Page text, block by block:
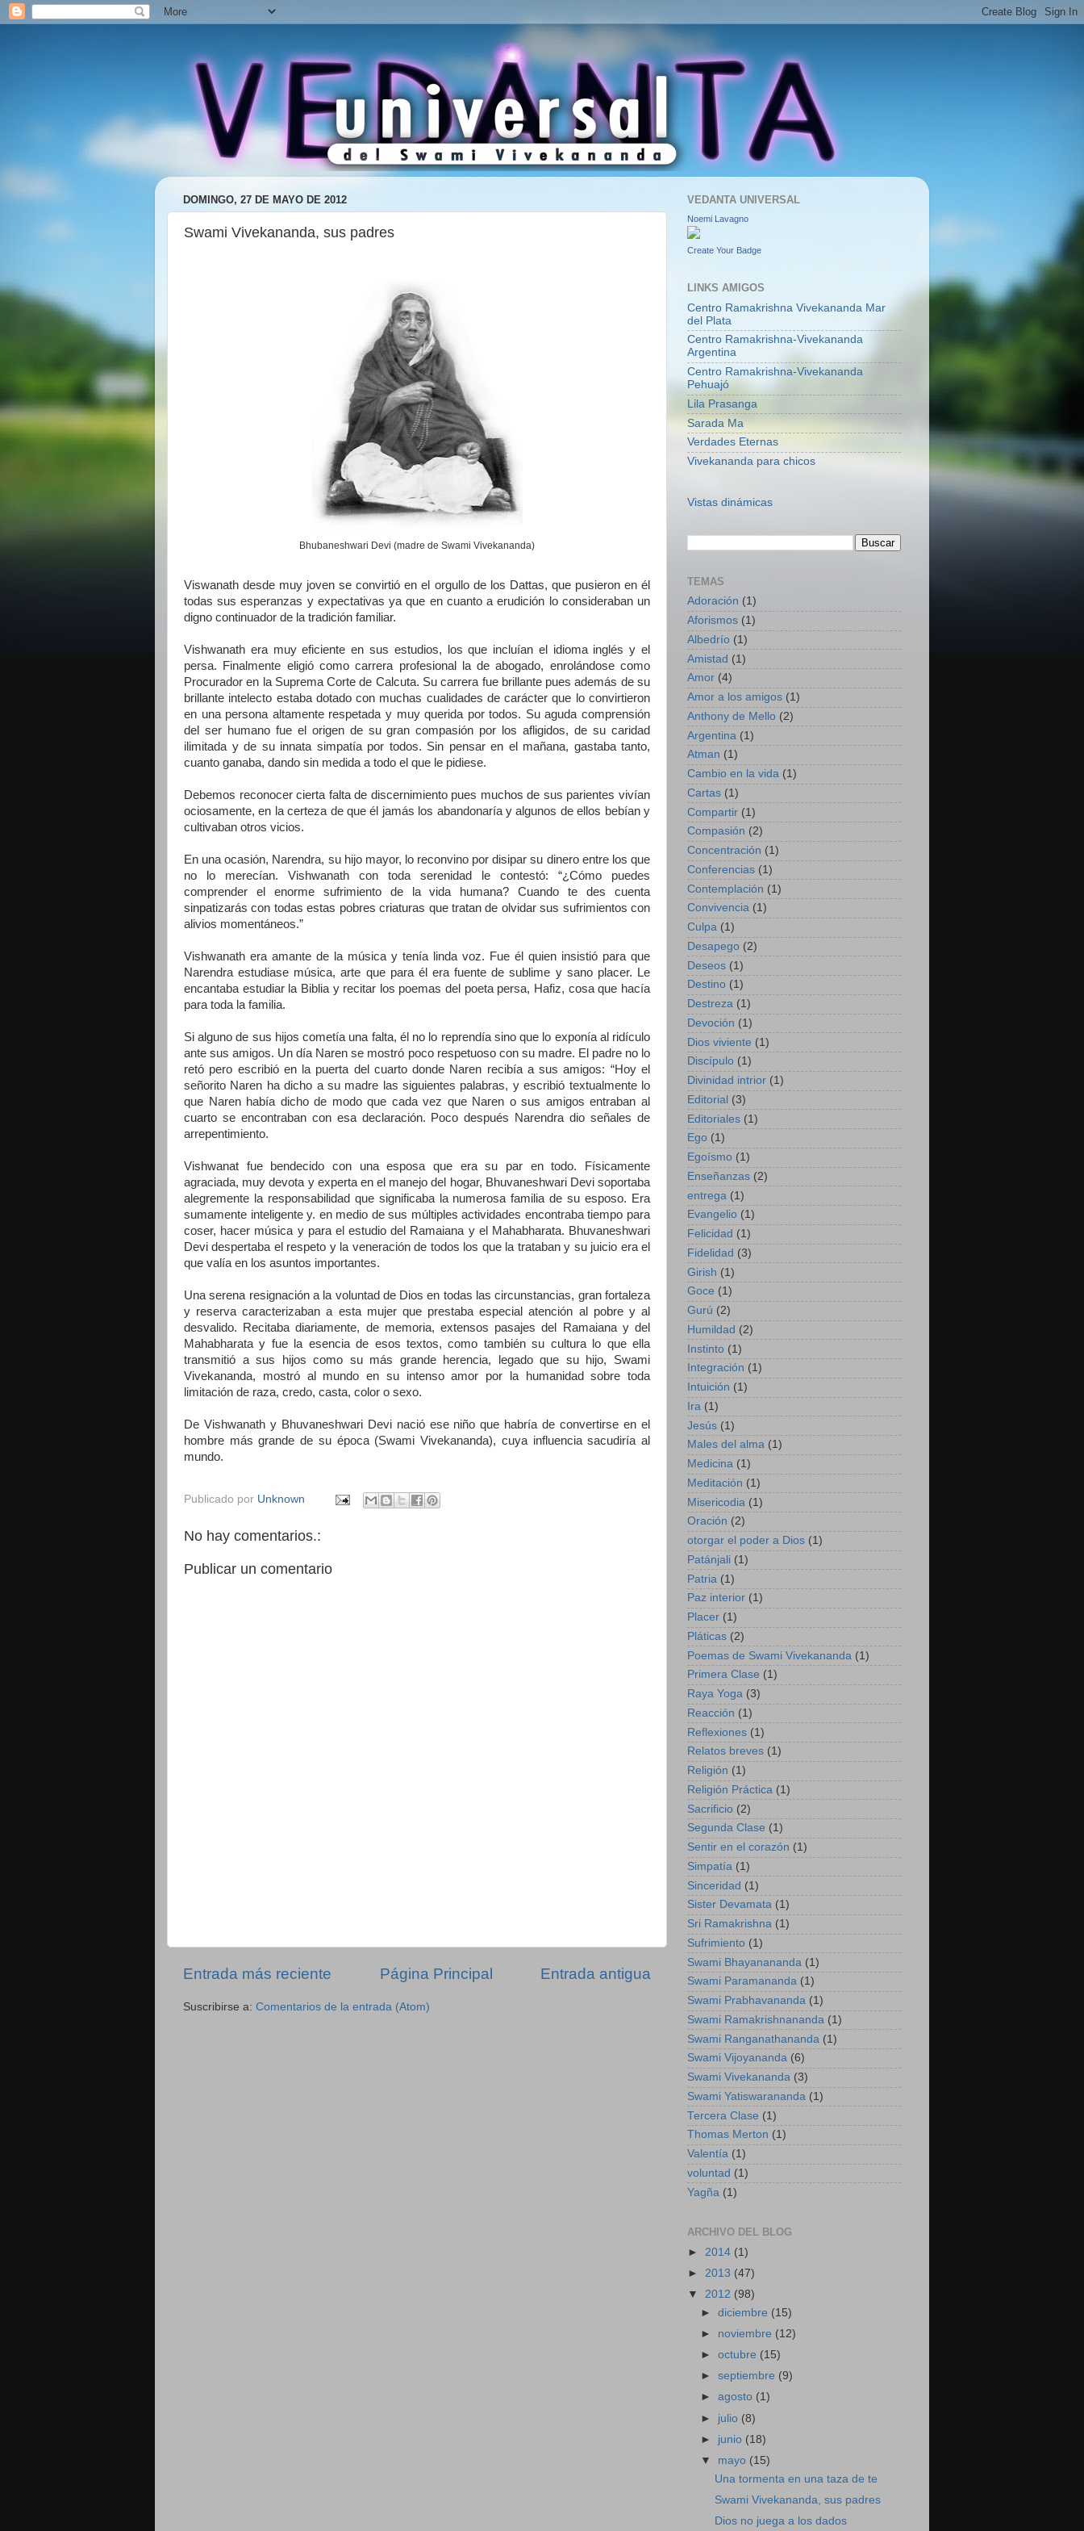
DOMINGO, 27 DE MAYO DE 2012
Swami Vivekananda, sus padres
Bhubaneshwari Devi (madre de Swami Vivekananda)
Viswanath desde muy joven se convirtió en el orgullo de los Dattas, que pusieron en él
todas sus esperanzas y expectativas ya que en cuanto a erudición lo consideraban un
digno continuador de la tradición familiar.
Vishwanath era muy eficiente en sus estudios, los que incluían el idioma inglés y el
persa. Finalmente eligió como carrera profesional la de abogado, enrolándose como
Procurador en la Suprema Corte de Calcuta. Su carrera fue brillante pues además de su
brillante intelecto estaba dotado con muchas cualidades de carácter que lo convirtieron
en una persona altamente respetada y muy querida por todos. Su aguda comprensión
del ser humano fue el origen de su gran compasión por los afligidos, de su caridad
ilimitada y de su innata simpatía por todos. Sin pensar en el mañana, gastaba tanto,
cuanto ganaba, dando sin medida a todo el que le pidiese.
Debemos reconocer cierta falta de discernimiento pues muchos de sus parientes vivían
ociosamente, en la certeza de que él jamás los abandonaría y algunos de ellos bebían y
cultivaban otros vicios.
En una ocasión, Narendra, su hijo mayor, lo reconvino por disipar su dinero entre los que
no lo merecían. Vishwanath con toda serenidad le contestó: “¿Cómo puedes
comprender el enorme sufrimiento de la vida humana? Cuando te des cuenta
sinpatizarás con todas estas pobres criaturas que tratan de olvidar sus sufrimientos con
alivios momentáneos.”
Vishwanath era amante de la música y tenía linda voz. Fue él quien insistió para que
Narendra estudiase música, arte que para él era fuente de sublime y sano placer. Le
encantaba estudiar la Biblia y recitar los poemas del poeta persa, Hafiz, cosa que hacía
para toda la familia.
Si alguno de sus hijos cometía una falta, él no lo reprendía sino que lo exponía al ridículo
ante sus amigos. Un día Naren se mostró poco respetuoso con su madre. El padre no lo
retó pero escribió en la puerta del cuarto donde Naren recibía a sus amigos: “Hoy el
señorito Naren ha dicho a su madre las siguientes palabras, y escribió textualmente lo
que Naren había dicho de modo que cada vez que Naren o sus amigos entraban al
cuarto se encontraban con esa declaración. Poco después Narendra dio señales de
arrepentimiento.
Vishwanat fue bendecido con una esposa que era su par en todo. Físicamente
agraciada, muy devota y experta en el manejo del hogar, Bhuvaneshwari Devi soportaba
alegremente la responsabilidad que significaba la numerosa familia de su esposo. Era
sumamente inteligente y. en medio de sus múltiples actividades encontraba tiempo para
coser, hacer música y para el estudio del Ramaiana y el Mahabharata. Bhuvaneshwari
Devi despertaba el respeto y la veneración de todos los que la trataban y su juicio era el
que valía en los asuntos importantes.
Una serena resignación a la voluntad de Dios en todas las circunstancias, gran fortaleza
y reserva caracterizaban a esta mujer que prestaba especial atención al pobre y al
desvalido. Recitaba diariamente, de memoria, extensos pasajes del Ramaiana y del
Mahabharata y fue la esencia de esos textos, como también su cultura lo que ella
transmitió a sus hijos como su más grande herencia, legado que su hijo, Swami
Vivekananda, mostró al mundo en su intenso amor por la humanidad sobre toda
limitación de raza, credo, casta, color o sexo.
De Vishwanath y Bhuvaneshwari Devi nació ese niño que habría de convertirse en el
hombre más grande de su época (Swami Vivekananda), cuya influencia sacudiría al
mundo.
Publicado por Unknown
No hay comentarios.:
Publicar un comentario
Entrada más reciente Entrada antigua
Página Principal
Suscribirse a: Comentarios de la entrada (Atom)
VEDANTA UNIVERSAL
Noemi Lavagno
Create Your Badge
LINKS AMIGOS
Centro Ramakrishna Vivekananda Mar
del Plata
Centro Ramakrishna-Vivekananda
Argentina
Centro Ramakrishna-Vivekananda
Pehuajó
Lila Prasanga
Sarada Ma
Verdades Eternas
Vivekananda para chicos
Vistas dinámicas
TEMAS
Adoración (1)
Aforismos (1)
Albedrío (1)
Amistad (1)
Amor (4)
Amor a los amigos (1)
Anthony de Mello (2)
Argentina (1)
Atman (1)
Cambio en la vida (1)
Cartas (1)
Compartir (1)
Compasión (2)
Concentración (1)
Conferencias (1)
Contemplación (1)
Convivencia (1)
Culpa (1)
Desapego (2)
Deseos (1)
Destino (1)
Destreza (1)
Devoción (1)
Dios viviente (1)
Discípulo (1)
Divinidad intrior (1)
Editorial (3)
Editoriales (1)
Ego (1)
Egoísmo (1)
Enseñanzas (2)
entrega (1)
Evangelio (1)
Felicidad (1)
Fidelidad (3)
Girish (1)
Goce (1)
Gurú (2)
Humildad (2)
Instinto (1)
Integración (1)
Intuición (1)
Ira (1)
Jesús (1)
Males del alma (1)
Medicina (1)
Meditación (1)
Misericodia (1)
Oración (2)
otorgar el poder a Dios (1)
Patánjali (1)
Patria (1)
Paz interior (1)
Placer (1)
Pláticas (2)
Poemas de Swami Vivekananda (1)
Primera Clase (1)
Raya Yoga (3)
Reacción (1)
Reflexiones (1)
Relatos breves (1)
Religión (1)
Religión Práctica (1)
Sacrificio (2)
Segunda Clase (1)
Sentir en el corazón (1)
Simpatía (1)
Sinceridad (1)
Sister Devamata (1)
Sri Ramakrishna (1)
Sufrimiento (1)
Swami Bhayanananda (1)
Swami Paramananda (1)
Swami Prabhavananda (1)
Swami Ramakrishnananda (1)
Swami Ranganathananda (1)
Swami Vijoyananda (6)
Swami Vivekananda (3)
Swami Yatiswarananda (1)
Tercera Clase (1)
Thomas Merton (1)
Valentía (1)
voluntad (1)
Yagña (1)
ARCHIVO DEL BLOG
► 2014 (1)
► 2013 (47)
▼ 2012 (98)
►diciembre (15)
► noviembre (12)
►octubre (15)
►septiembre (9)
►agosto (1)
► julio (8)
► junio (18)
▼ mayo (15)
Una tormenta en una taza de te
Swami Vivekananda, sus padres
Dios no juega a los dados